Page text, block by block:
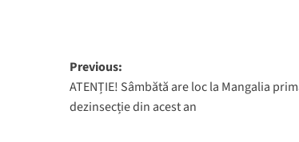
Post
navigation
Previous:
ATENȚIE! Sâmbătă are loc la Mangalia
dezinsecție din acest an